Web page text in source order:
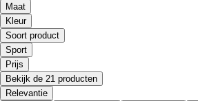
Maat
Kleur
Soort product
Sport
Prijs
Bekijk de 21 producten
Relevantie